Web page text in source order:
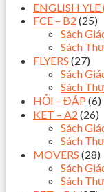
ENGLISH YLE
FCE – B2 (25)
Sách
Sách
FLYERS (27)
Sách
Sách
HỎI – ĐÁP (6)
KET – A2 (26)
Sách
Sách
MOVERS (28)
Sách
Sách